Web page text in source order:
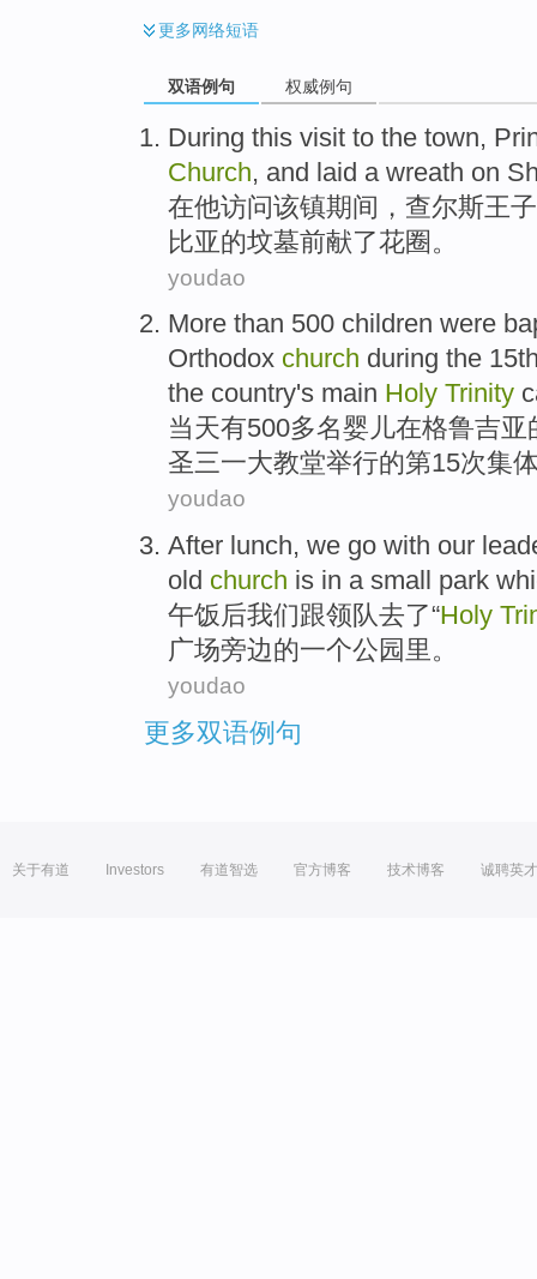
更多网络短语
双语例句 权威例句
During this visit to the town,
Church, and laid a wreath on
在他访问该镇期间， 查尔斯王子
比亚的坟墓前献了花圈 。
youdao
More than 500 children were
Orthodox church during the
the country's main Holy Trinity
当天有500多名婴儿在格鲁吉亚
圣三一大教堂举行的第15次集
youdao
After lunch, we go with our
old church is in asmall park
午饭后我们跟领队去了“Holy
广场旁边的一个公园里 。
youdao
更多双语例句
关于有道 Investors 有道智选 官方博客 技术博客 诚聘英才